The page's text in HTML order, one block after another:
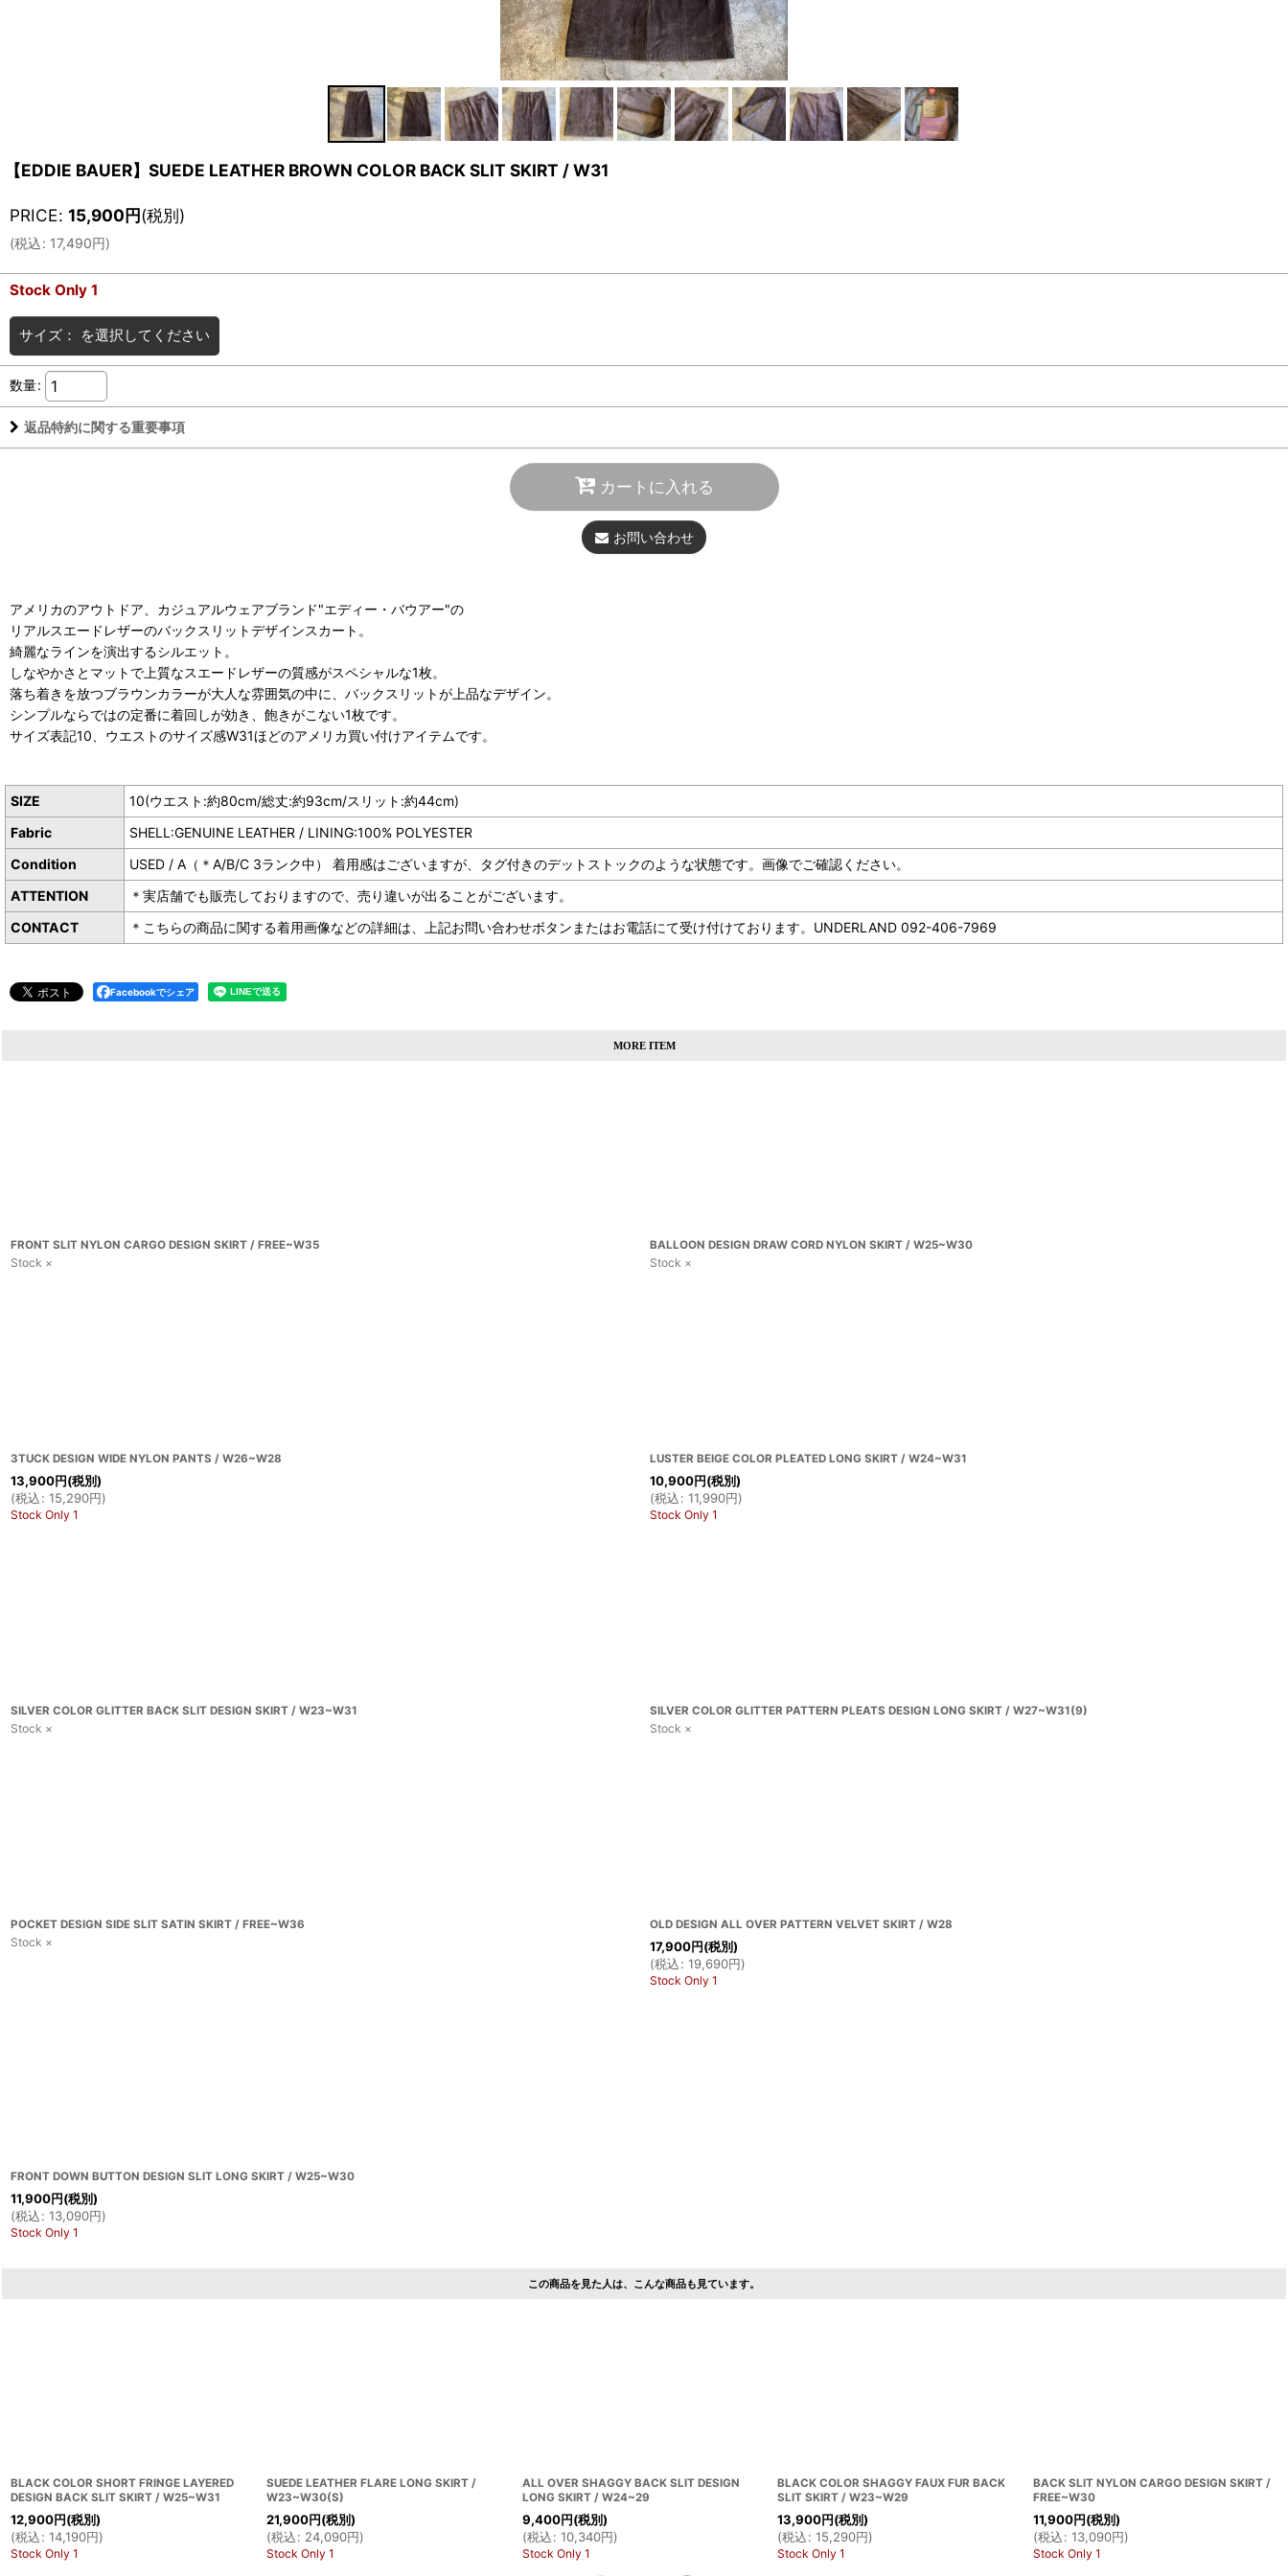
【EDDIE BAUER】SUEDE LEATHER BROWN COLOR BACK SLIT SKIRT / W31
PRICE: 15,900円(税別)
(税込: 17,490円)
Stock Only 1
サイズ： を選択してください
数量:
返品特約に関する重要事項
カートに入れる
お問い合わせ
アメリカのアウトドア、カジュアルウェアブランド"エディー・バウアー"の
リアルスエードレザーのバックスリットデザインスカート。
綺麗なラインを演出するシルエット。
しなやかさとマットで上質なスエードレザーの質感がスペシャルな1枚。
落ち着きを放つブラウンカラーが大人な雰囲気の中に、バックスリットが上品なデザイン。
シンプルならではの定番に着回しが効き、飽きがこない1枚です。
サイズ表記10、ウエストのサイズ感W31ほどのアメリカ買い付けアイテムです。
SIZE
10(ウエスト:約80cm/総丈:約93cm/スリット:約44cm)
Fabric
SHELL:GENUINE LEATHER / LINING:100% POLYESTER
Condition
USED / A（＊A/B/C 3ランク中） 着用感はございますが、タグ付きのデットストックのような状態です。画像でご確認ください。
ATTENTION
＊実店舗でも販売しておりますので、売り違いが出ることがございます。
CONTACT
＊こちらの商品に関する着用画像などの詳細は、上記お問い合わせボタンまたはお電話にて受け付けております。UNDERLAND 092-406-7969
Facebookでシェア
MORE ITEM
FRONT SLIT NYLON CARGO DESIGN SKIRT / FREE~W35
Stock ×
BALLOON DESIGN DRAW CORD NYLON SKIRT / W25~W30
Stock ×
3TUCK DESIGN WIDE NYLON PANTS / W26~W28
13,900円(税別)
(税込: 15,290円)
Stock Only 1
LUSTER BEIGE COLOR PLEATED LONG SKIRT / W24~W31
10,900円(税別)
(税込: 11,990円)
Stock Only 1
SILVER COLOR GLITTER BACK SLIT DESIGN SKIRT / W23~W31
Stock ×
SILVER COLOR GLITTER PATTERN PLEATS DESIGN LONG SKIRT / W27~W31(9)
Stock ×
POCKET DESIGN SIDE SLIT SATIN SKIRT / FREE~W36
Stock ×
OLD DESIGN ALL OVER PATTERN VELVET SKIRT / W28
17,900円(税別)
(税込: 19,690円)
Stock Only 1
FRONT DOWN BUTTON DESIGN SLIT LONG SKIRT / W25~W30
11,900円(税別)
(税込: 13,090円)
Stock Only 1
この商品を見た人は、こんな商品も見ています。
BLACK COLOR SHORT FRINGE LAYERED
DESIGN BACK SLIT SKIRT / W25~W31
12,900円(税別)
(税込: 14,190円)
Stock Only 1
SUEDE LEATHER FLARE LONG SKIRT /
W23~W30(S)
21,900円(税別)
(税込: 24,090円)
Stock Only 1
ALL OVER SHAGGY BACK SLIT DESIGN
LONG SKIRT / W24~29
9,400円(税別)
(税込: 10,340円)
Stock Only 1
BLACK COLOR SHAGGY FAUX FUR BACK
SLIT SKIRT / W23~W29
13,900円(税別)
(税込: 15,290円)
Stock Only 1
BACK SLIT NYLON CARGO DESIGN SKIRT /
FREE~W30
11,900円(税別)
(税込: 13,090円)
Stock Only 1